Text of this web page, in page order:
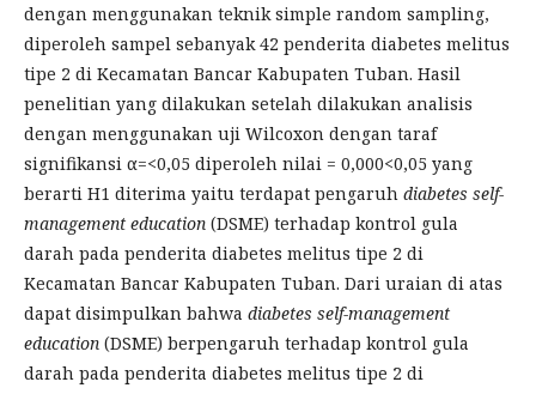
dengan menggunakan teknik simple random sampling,
diperoleh sampel sebanyak 42 penderita diabetes melitus
tipe 2 di Kecamatan Bancar Kabupaten Tuban. Hasil
penelitian yang dilakukan setelah dilakukan analisis
dengan menggunakan uji Wilcoxon dengan taraf
signifikansi α=<0,05 diperoleh nilai = 0,000<0,05 yang
berarti H1 diterima yaitu terdapat pengaruh diabetes self-
management education (DSME) terhadap kontrol gula
darah pada penderita diabetes melitus tipe 2 di
Kecamatan Bancar Kabupaten Tuban. Dari uraian di atas
dapat disimpulkan bahwa diabetes self-management
education (DSME) berpengaruh terhadap kontrol gula
darah pada penderita diabetes melitus tipe 2 di